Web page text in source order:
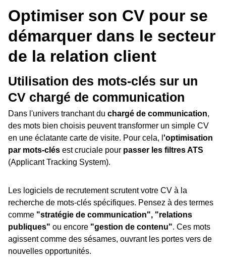
Optimiser son CV pour se
démarquer dans le secteur
de la relation client
Utilisation des mots-clés sur un
CV chargé de communication
Dans l'univers tranchant du chargé de communication,
des mots bien choisis peuvent transformer un simple CV
en une éclatante carte de visite. Pour cela, l 'optimisation
par mots-clés est cruciale pour passer les filtres ATS
(Applicant Tracking System).
Les logiciels de recrutement scrutent votre CV à la
recherche de mots-clés spécifiques. Pensez à des termes
comme "stratégie de communication", "relations
publiques" ou encore "gestion de contenu". Ces mots
agissent comme des sésames, ouvrant les portes vers de
nouvelles opportunités.